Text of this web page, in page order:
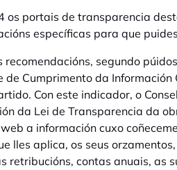
os portais de transparencia
específicas para que
segundo
de Cumprimento da
Con este indicador, o
da Lei de Transparencia da
a información cuxo
lles aplica, os seus
retribucións, contas anuais, as